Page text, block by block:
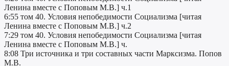
Ленина вместе с Поповым М.В.] ч.1
6:55 том 40. Условия непобедимости Социализма [читая
Ленина вместе с Поповым М.В.] ч.2
7:29 том 40. Условия непобедимости Социализма [читая
Ленина вместе с Поповым М.В.] ч.
8:08 Три источника и три составных части Марксизма. Попов
М.В.